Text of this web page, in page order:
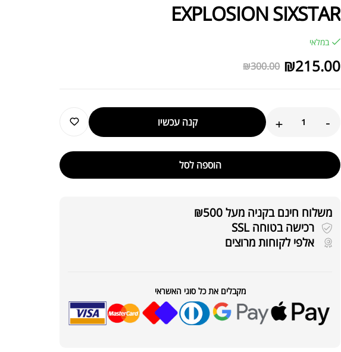
EXPLOSION SIXSTAR
במלאי
₪300.00 ₪215.00
-
+ קנה עכשיו
הוספה לסל
משלוח חינם בקניה מעל ₪500
רכישה בטוחה SSL
אלפי לקוחות מרוצים
מקבלים את כל סוגי האשראי
DIM 200 EVL
קריאטין גומי לעיסה אפלייד |
CREATINE GUMMIES APPLIED